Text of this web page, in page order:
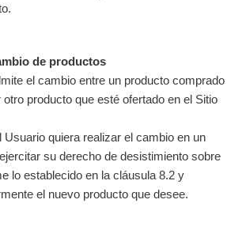
de productos
el cambio entre un producto comprado
producto que esté ofertado en el Sitio
Usuario quiera realizar el cambio en un
su derecho de desistimiento sobre
lo establecido en la cláusula 8.2 y
el nuevo producto que desee.